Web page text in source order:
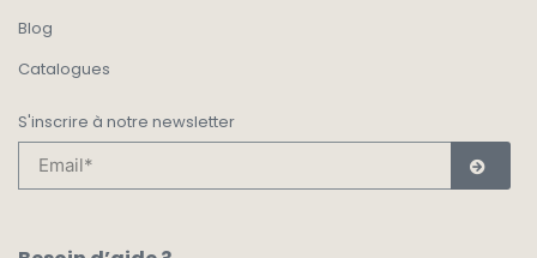
Blog
Catalogues
S'inscrire à notre newsletter